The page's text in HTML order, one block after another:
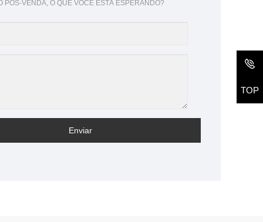
PÓS-VENDA, O QUE VOCÊ ESTÁ ESPERANDO?
Enviar
TOP